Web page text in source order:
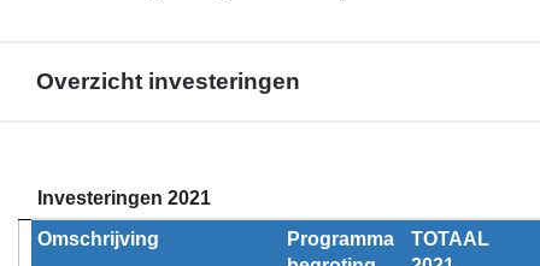
Overzicht investeringen
navigatie
Investeringen 2021
Omschrijving
Programma
TOTAAL